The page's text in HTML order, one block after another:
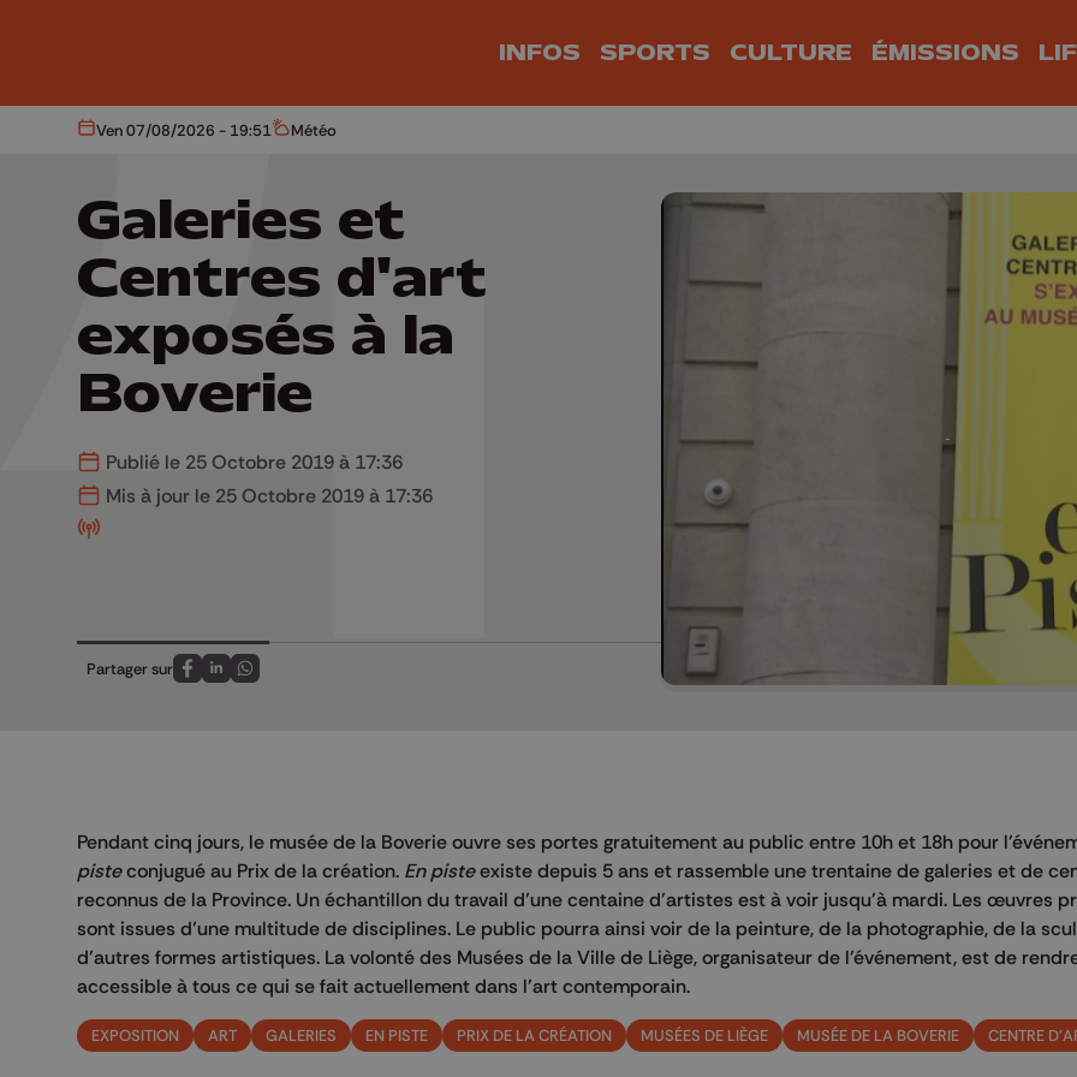
INFOS SPORTS CULTURE ÉMISSIONS
Aujourd'hui
Ven 07/08/2026 - 19:51 Météo
Météo
Galeries et
Centres d'art
exposés à la
Boverie
Publié le 25 Octobre 2019 à 17:36
Mis à jour le 25 Octobre 2019 à 17:36
Partager sur
Partagez sur FaceBook
Partagez sur LinkedIn
Partagez sur Whatsapp
Pendant cinq jours, le musée de la Boverie ouvre ses portes gratuitement au public entre 10h et 18h pour
pisteconjugué au Prix de la création. En pisteexiste depuis 5 ans et rassemble une trentaine de galeries et de
reconnus de la Province. Un échantillon du travail d’une centaine d’artistes est à voir jusqu’à mardi. Les œuvres
sont issues d’une multitude de disciplines. Le public pourra ainsi voir de la peinture, de la photographie, de la
d’autres formes artistiques. La volonté des Musées de la Ville de Liège, organisateur de l’événement, est de
accessible à tous ce qui se fait actuellement dans l’art contemporain.
EXPOSITION ART GALERIES EN PISTE PRIX DE LA CRÉATION MUSÉES DE LIÈGE MUSÉE DE LA BOVERIE CENTRE